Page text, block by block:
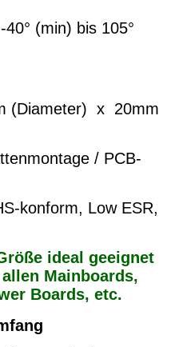
-40° (min) bis 105°
x 20mm
/ PCB-
Low ESR,
ideal geeignet
Mainboards,
Boards, etc.